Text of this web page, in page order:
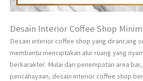
Desain Interior Coffee Shop
Desain interior coffee shop yang dirancang
membantu menciptakan alur ruang yang
berkarakter. Mulai dari penempatan area
pencahayaan, desain interior coffee shop